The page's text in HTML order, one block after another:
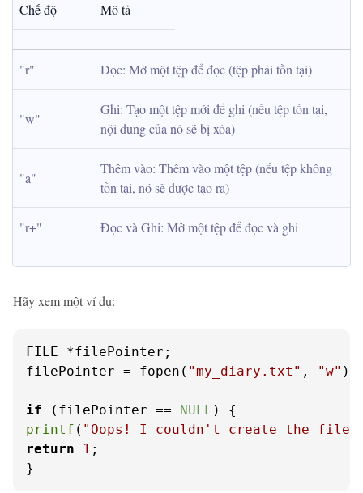
Chế độ Mô tả
"r" Đọc: Mở một tệp để đọc (tệp phải tồn tại)
"w"
Ghi: Tạo một tệp mới để ghi (nếu tệp tồn tại,
nội dung của nó sẽ bị xóa)
"a"
Thêm vào: Thêm vào một tệp (nếu tệp không
tồn tại, nó sẽ được tạo ra)
"r+" Đọc và Ghi: Mở một tệp để đọc và ghi
Hãy xem một ví dụ:
FILE *filePointer;
filePointer = fopen( "my_diary.txt" , "w" );
if (filePointer == NULL
printf ( "Oops! I couldn't create the
return
1 ;
}